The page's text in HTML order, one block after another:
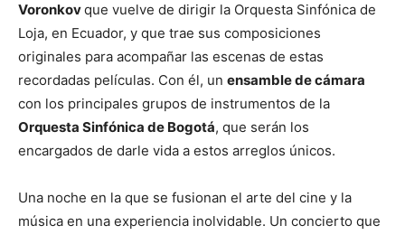
Voronkovque vuelve de dirigir la Orquesta Sinfónica de
Loja, en Ecuador, y que trae sus composiciones
originales para acompañar las escenas de estas
recordadas películas. Con él, un ensamble de cámara
con los principales grupos de instrumentos de la
Orquesta Sinfónica de Bogotá, que serán los
encargados de darle vida a estos arreglos únicos.
Una noche en la que se fusionan el arte del cine y la
música en una experiencia inolvidable. Un concierto que